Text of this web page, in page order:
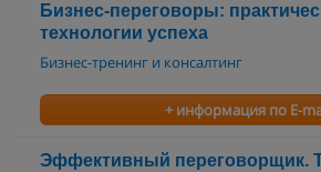
Бизнес-переговоры:
технологии успеха
Бизнес-тренинг и консалтинг
+ информация по E-
Эффективный переговорщик.